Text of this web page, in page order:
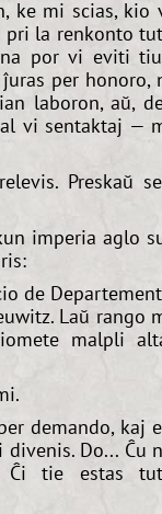
ke mi scias, kio
pri la renkonto
por vi eviti
per honoro,
laboron, aŭ,
vi sentaktaj —
Preskaŭ
imperia aglo
de
Laŭ rango
malpli
demando, kaj
Do... Ĉu
Ĉi tie estas